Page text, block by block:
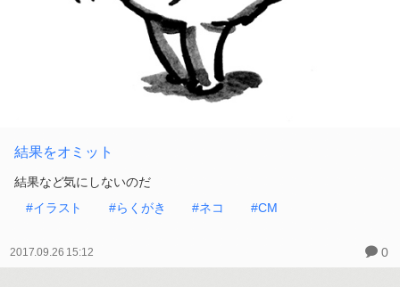
結果をオミット
結果など気にしないのだ
#イラスト
#らくがき #ネコ #CM
2017.09.26 15:12 0